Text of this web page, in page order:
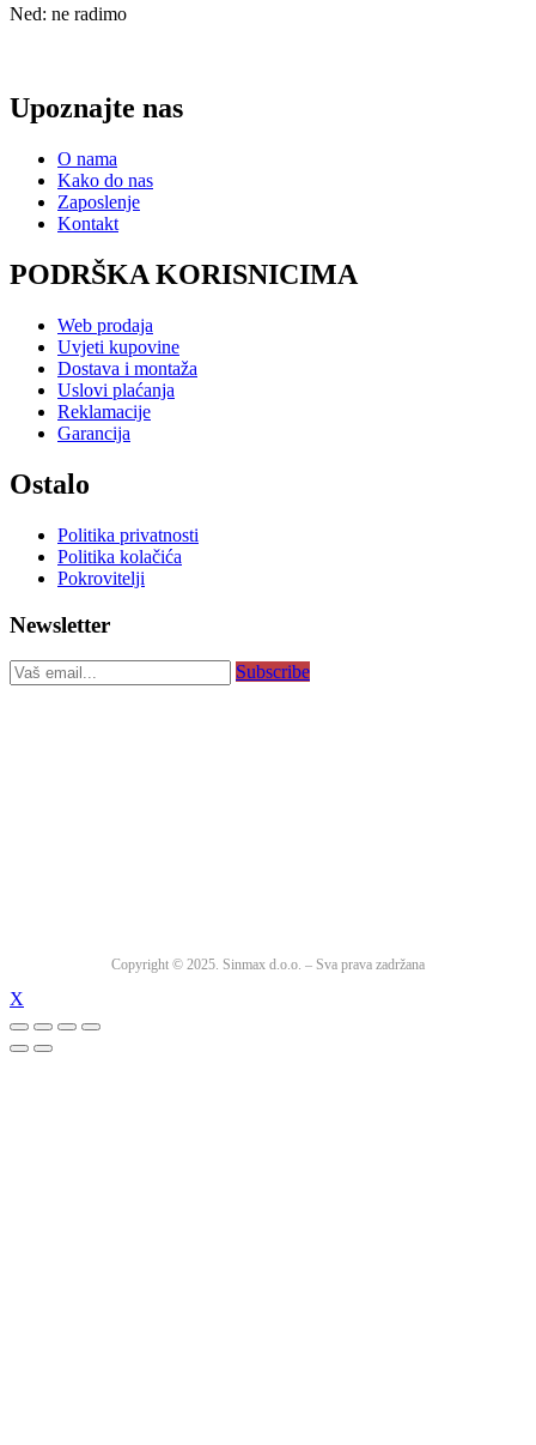
Ned: ne radimo
Upoznajte nas
O nama
Kako do nas
Zaposlenje
Kontakt
PODRŠKA KORISNICIMA
Web prodaja
Uvjeti kupovine
Dostava i montaža
Uslovi plaćanja
Reklamacije
Garancija
Ostalo
Politika privatnosti
Politika kolačića
Pokrovitelji
Newsletter
Subscribe
Copyright © 2025. Sinmax d.o.o. – Sva prava zadržana
X